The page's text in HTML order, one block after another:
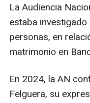
La Audiencia
estaba
personas, en
matrimonio en
En 2024, la AN
Felguera, su